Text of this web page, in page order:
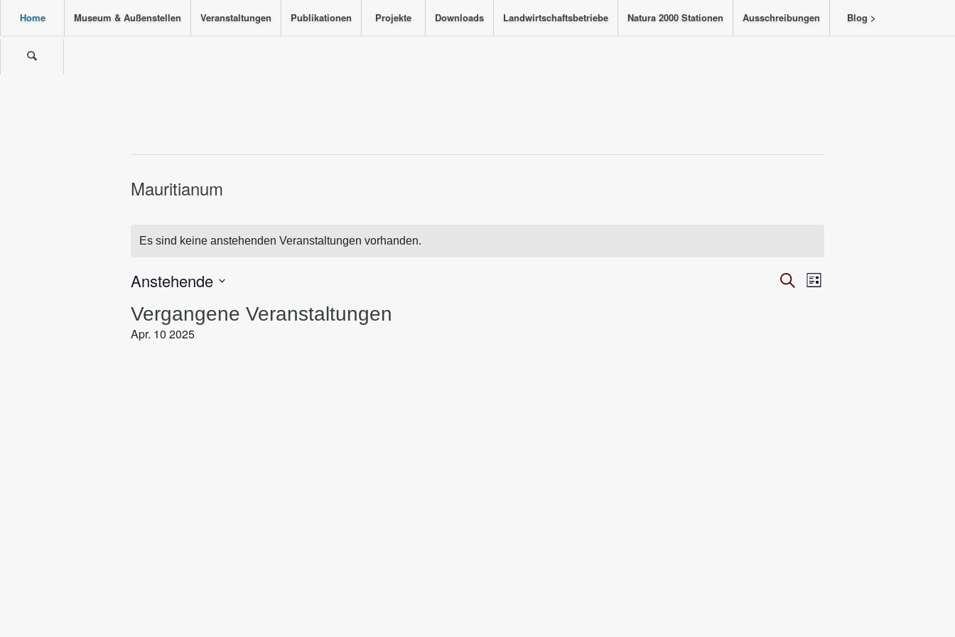
Home Museum & Außenstellen Veranstaltungen Publikationen Projekte Downloads Landwirtschaftsbetriebe Natura 2000 Stationen Ausschreibungen Blog >
Mauritianum
Es sind keine anstehenden Veranstaltungen vorhanden.
Veranstaltungen
SucheVeranstaltung
Liste
Anstehende
wählen.
Vergangene Veranstaltungen
Apr. 10 2025